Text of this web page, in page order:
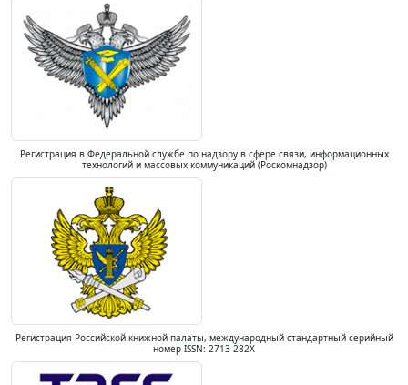
Регистрация в Федеральной службе по надзору в сфере связи, информационных
технологий и массовых коммуникаций (Роскомнадзор)
Регистрация Российской книжной палаты, международный стандартный серийный
номер ISSN: 2713-282X